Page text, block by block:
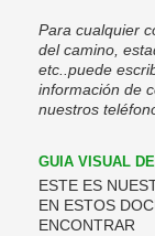
Para cualquier
del camino,
etc..puede
información de
nuestros
GUIA VISUAL
ESTE ES
EN ESTOS
ENCONTRAR